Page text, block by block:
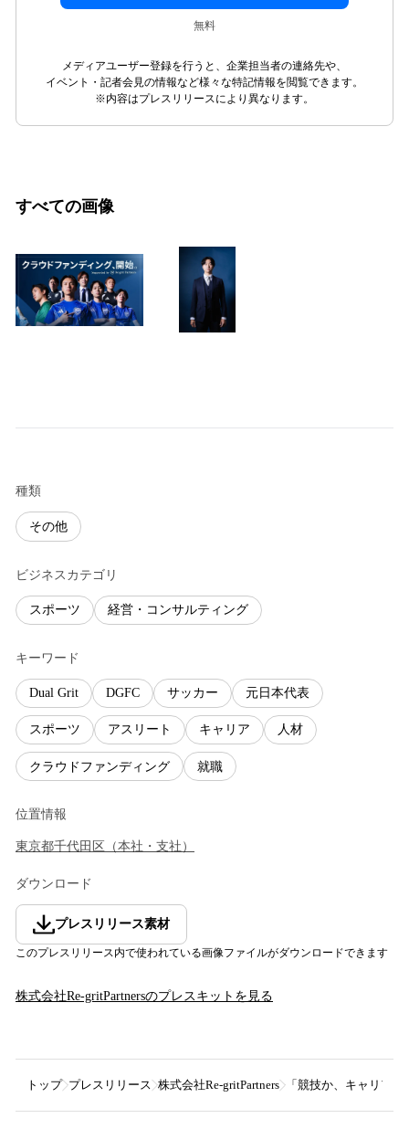
無料
メディアユーザー登録を行うと、企業担当者の連絡先や、
イベント・記者会見の情報など様々な特記情報を閲覧できます。
※内容はプレスリリースにより異なります。
すべての画像
種類
その他
ビジネスカテゴリ
スポーツ 経営・コンサルティング
キーワード
Dual Grit DGFC サッカー 元日本代表
スポーツ アスリート キャリア 人材
クラウドファンディング 就職
位置情報
東京都千代田区 （本社・支社 ）
ダウンロード
プレスリリース素材
このプレスリリース内で使われている画像ファイルがダウンロードできます
株式会社Re-gritPartnersのプレスキットを見る
トップ プレスリリース 株式会社Re-gritPartners 「競技か、キャリア